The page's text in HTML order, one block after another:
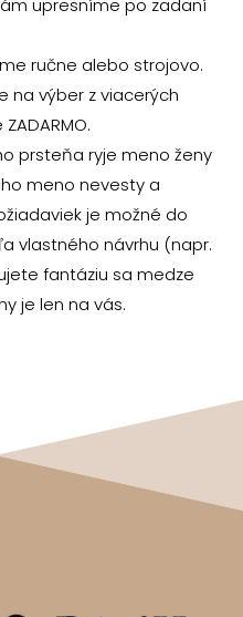
upresníme po zadaní
ručne alebo strojovo.
na výber z viacerých
prsteňa ryje meno ženy
meno nevesty a
je možné do
vlastného návrhu (napr.
fantáziu sa medze
je len na vás.